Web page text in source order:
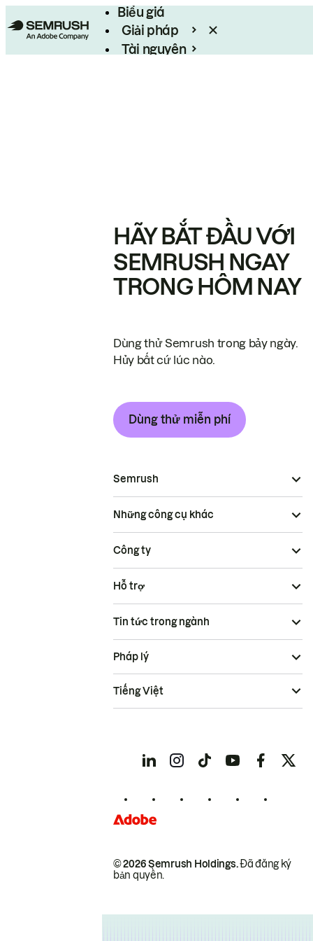
Biểu giá
Giải pháp
Tài nguyên
HÃY BẮT ĐẦU VỚI
SEMRUSH NGAY
TRONG HÔM NAY
Dùng thử Semrush trong bảy ngày.
Hủy bất cứ lúc nào.
Dùng thử miễn phí
Semrush
Những công cụ khác
Công ty
Hỗ trợ
Tin tức trong ngành
© 2026 Semrush Holdings.Đã đăng ký
bản quyền.
Pháp lý
Tiếng Việt